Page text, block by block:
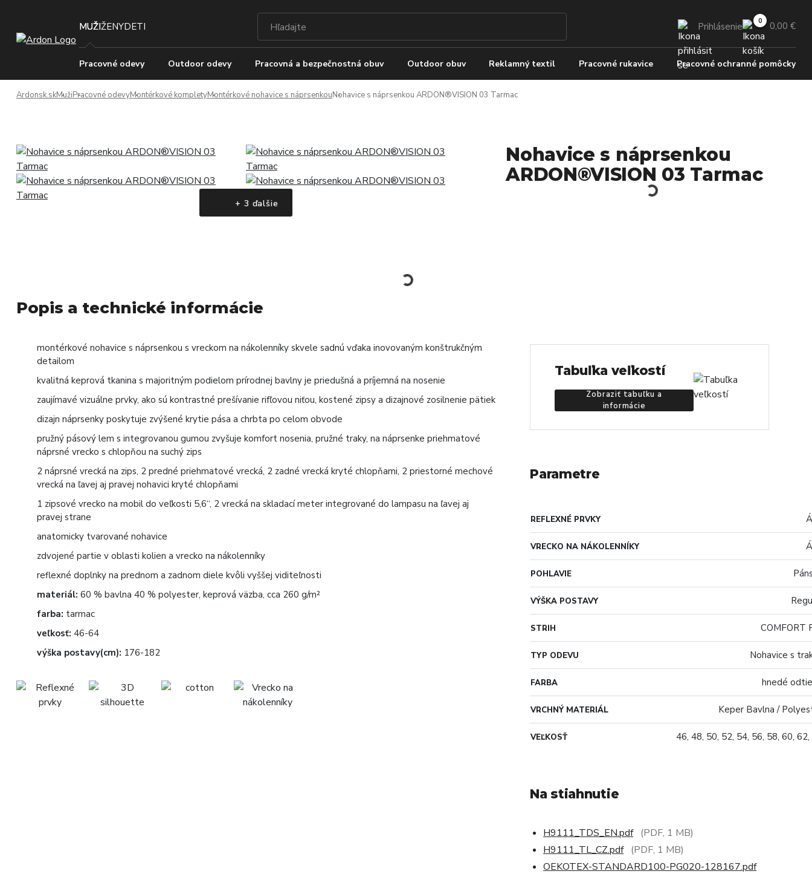
MUŽIŽENYDETI Prihlásenie 0,00 €
Pracovné odevy Outdoor odevy Pracovná a bezpečnostná obuv Outdoor obuv Reklamný textil Pracovné rukavice Pracovné ochranné pomôcky
Ardonsk.skMužiPracovné odevyMontérkové kompletyMontérkové nohavice s náprsenkouNohavice s náprsenkou ARDON®VISION 03 Tarmac
+ 3 ďalšie
Nohavice s náprsenkou
ARDON®VISION 03 Tarmac
Popis a technické informácie
montérkové nohavice s náprsenkou s vreckom na nákolenníky skvele sadnú vďaka inovovaným konštrukčným
detailom
kvalitná keprová tkanina s majoritným podielom prírodnej bavlny je priedušná a príjemná na nosenie
zaujímavé vizuálne prvky, ako sú kontrastné prešívanie rifľovou niťou, kostené zipsy a dizajnové zosilnenie pätiek
dizajn náprsenky poskytuje zvýšené krytie pása a chrbta po celom obvode
pružný pásový lem s integrovanou gumou zvyšuje komfort nosenia, pružné traky, na náprsenke priehmatové
náprsné vrecko s chlopňou na suchý zips
2 náprsné vrecká na zips, 2 predné priehmatové vrecká, 2 zadné vrecká kryté chlopňami, 2 priestorné mechové
vrecká na ľavej aj pravej nohavici kryté chlopňami
1 zipsové vrecko na mobil do veľkosti 5,6“, 2 vrecká na skladací meter integrované do lampasu na ľavej aj
pravej strane
anatomicky tvarované nohavice
zdvojené partie v oblasti kolien a vrecko na nákolenníky
reflexné doplnky na prednom a zadnom diele kvôli vyššej viditeľnosti
materiál: 60 % bavlna 40 % polyester, keprová väzba, cca 260 g/m²
farba: tarmac
veľkosť: 46-64
výška postavy(cm): 176-182
Tabuľka veľkostí
Zobraziť tabuľku a
informácie
Parametre
REFLEXNÉ PRVKY
VRECKO NA NÁKOLENNÍKY
POHLAVIE
VÝŠKA POSTAVY
STRIH COMFORT
TYP ODEVU Nohavice s
FARBA hnedé
VRCHNÝ MATERIÁL Keper Bavlna /
VEĽKOSŤ 46, 48, 50, 52, 54, 56, 58, 60,
Na stiahnutie
H9111_TDS_EN.pdf (PDF, 1 MB)
H9111_TL_CZ.pdf (PDF, 1 MB)
OEKOTEX-STANDARD100-PG020-128167.pdf